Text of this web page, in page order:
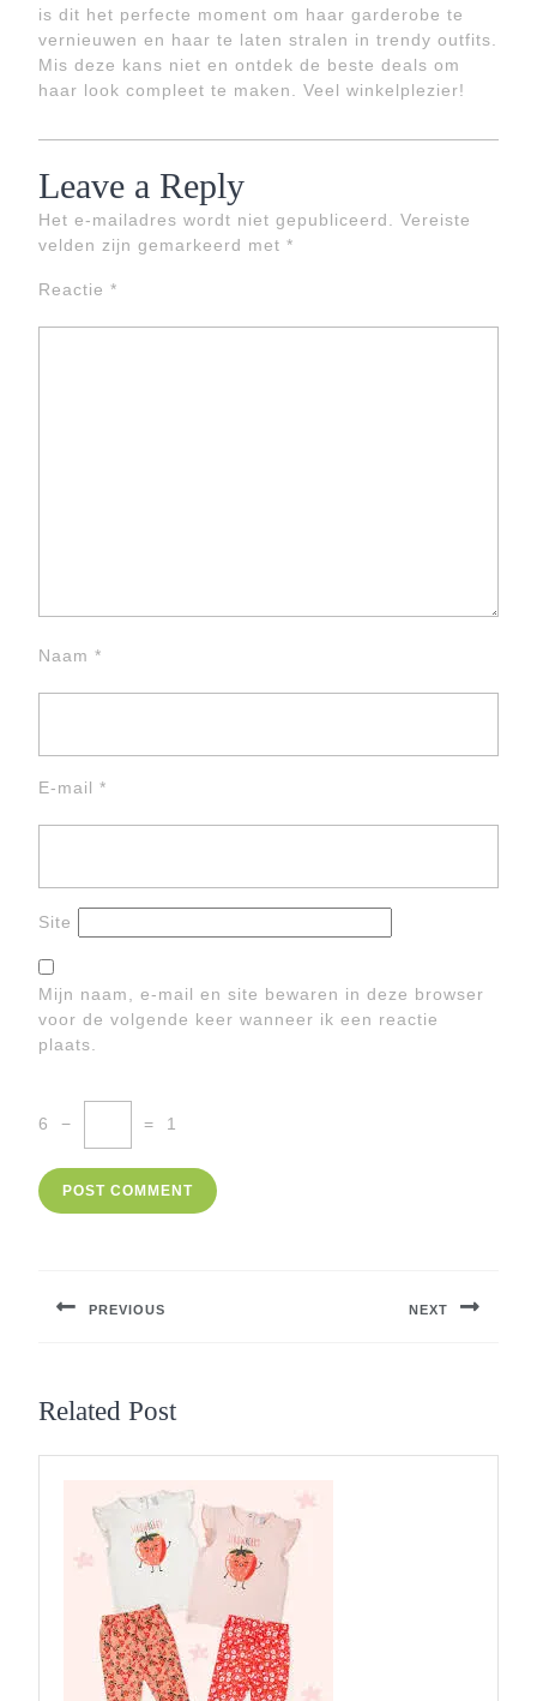
is dit het perfecte moment om haar garderobe te
vernieuwen en haar te laten stralen in trendy outfits.
Mis deze kans niet en ontdek de beste deals om
haar look compleet te maken. Veel winkelplezier!
Leave a Reply
Het e-mailadres wordt niet gepubliceerd.
Vereiste
velden zijn gemarkeerd met *
Reactie *
Naam *
E-mail *
Site
Mijn naam, e-mail en site bewaren in deze browser
voor de volgende keer wanneer ik een reactie
plaats.
6 − = 1
PREVIOUS NEXT
Related Post